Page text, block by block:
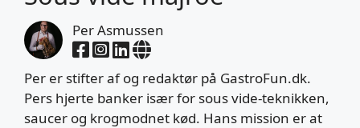
Per Asmussen
Per er stifter af og redaktør på GastroFun.dk.
Pers hjerte banker især for sous vide-teknikken,
saucer og krogmodnet kød. Hans mission er at